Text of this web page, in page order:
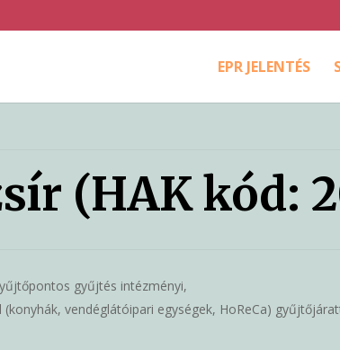
EPR JELENTÉS
(HAK kód:
gyűjtés intézményi,
vendéglátóipari egységek, HoReCa)